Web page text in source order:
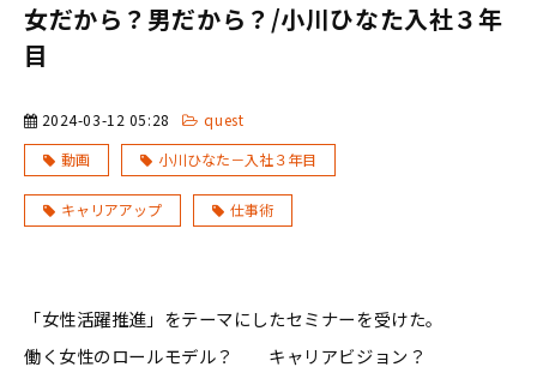
SOLUTION
女だから？男だから？/小川ひなた入社３年
目
2024-03-12 05:28
quest
動画
小川ひなた－入社３年目
キャリアアップ 仕事術
「女性活躍推進」をテーマにしたセミナーを受けた。
働く女性のロールモデル？ キャリアビジョン？